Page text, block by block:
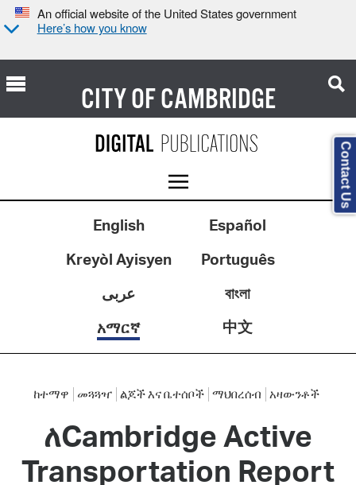
An official website of the United States government
Here’s how you know
CITY OFCAMBRIDGE
English
Español
Kreyòl Ayisyen
Português
عربى
বাংলা
አማርኛ
中文
ከተማዋ መጓጓዣ ልጆች እና ቤተሰቦች ማህበረሰብ አዛውንቶች
ለCambridge Active
Transportation Report
Contact Us